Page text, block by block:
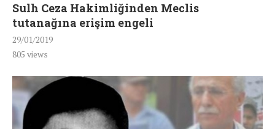
Sulh Ceza Hakimliğinden Meclis
tutanağına erişim engeli
29/01/2019
805 views